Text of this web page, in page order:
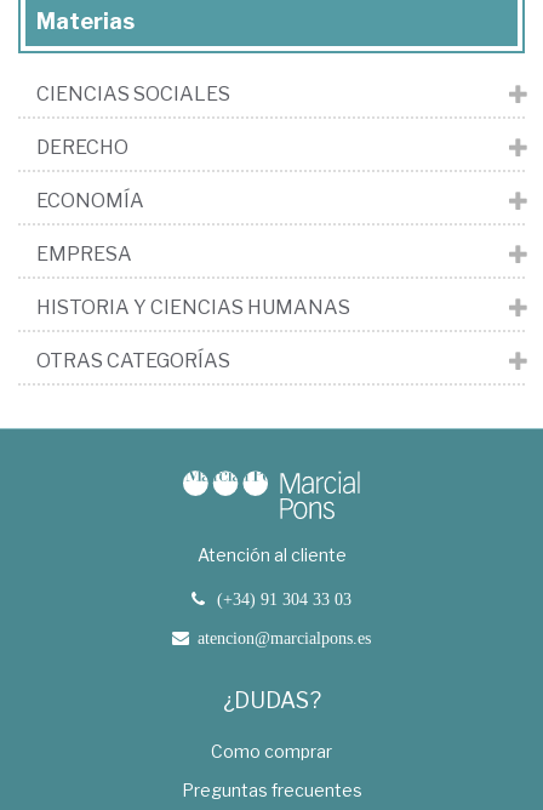
Materias
CIENCIAS SOCIALES
DERECHO
ECONOMÍA
EMPRESA
HISTORIA Y CIENCIAS HUMANAS
OTRAS CATEGORÍAS
Atención al cliente
(+34) 91 304 33 03
atencion@marcialpons.es
¿DUDAS?
Como comprar
Preguntas frecuentes